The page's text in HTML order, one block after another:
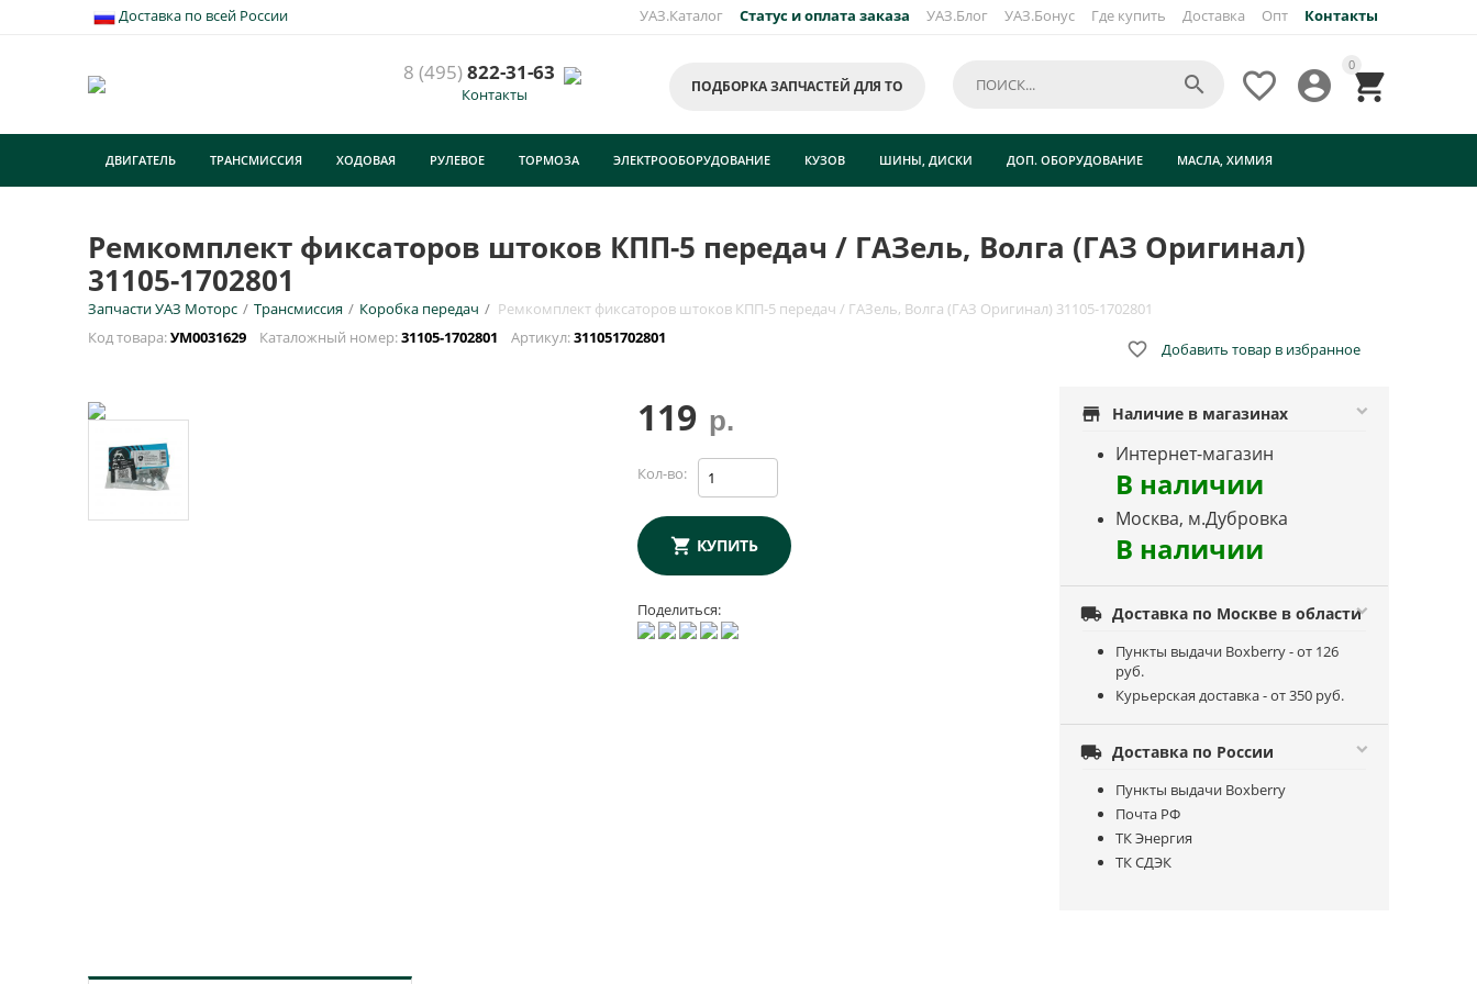
Доставка по всей России УАЗ.Каталог Статус и оплата заказа УАЗ.Блог УАЗ.Бонус Где купить Доставка Опт Контакты
8 (495)822-31-63
Контакты
0



ПОДБОРКА ЗАПЧАСТЕЙ ДЛЯ ТО 
ДВИГАТЕЛЬ ТРАНСМИССИЯ ХОДОВАЯ РУЛЕВОЕ ТОРМОЗА ЭЛЕКТРООБОРУДОВАНИЕ КУЗОВ ШИНЫ, ДИСКИ ДОП. ОБОРУДОВАНИЕ МАСЛА, ХИМИЯ
Ремкомплект фиксаторов штоков КПП-5 передач / ГАЗель, Волга (ГАЗ Оригинал)
31105-1702801
Запчасти УАЗ Моторс / Трансмиссия / Коробка передач / Ремкомплект фиксаторов штоков КПП-5 передач / ГАЗель, Волга (ГАЗ Оригинал) 31105-1702801
Код товара:УМ0031629 Каталожный номер:31105-1702801 Артикул:311051702801
 Добавить товар в избранное
119 р.
Кол-во:
КУПИТЬ
Поделиться:
store Наличие в магазинах
Интернет-магазин
В наличии
Москва, м.Дубровка
В наличии
 Доставка по Москве в области
Пункты выдачи Boxberry - от 126
руб.
Курьерская доставка - от 350 руб.
 Доставка по России
Пункты выдачи Boxberry
Почта РФ
ТК Энергия
ТК СДЭК